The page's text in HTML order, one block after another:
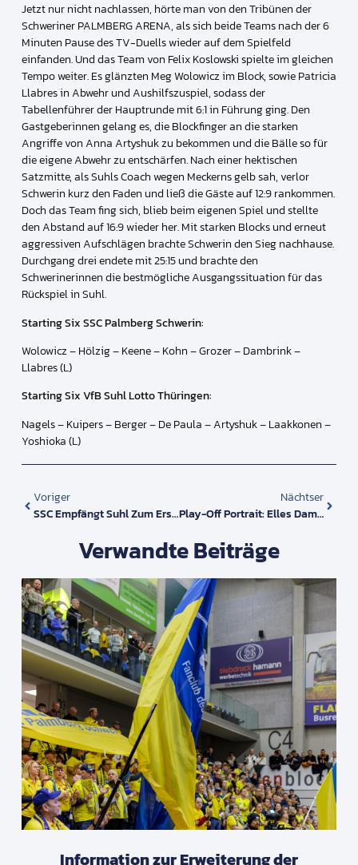
Jetzt nur nicht nachlassen, hörte man von den Tribünen der
Schweriner PALMBERG ARENA, als sich beide Teams nach der 6
Minuten Pause des TV-Duells wieder auf dem Spielfeld
einfanden. Und das Team von Felix Koslowski spielte im gleichen
Tempo weiter. Es glänzten Meg Wolowicz im Block, sowie Patricia
Llabres in Abwehr und Aushilfszuspiel, sodass der
Tabellenführer der Hauptrunde mit 6:1 in Führung ging. Den
Gastgeberinnen gelang es, die Blockfinger an die starken
Angriffe von Anna Artyshuk zu bekommen und die Bälle so für
die eigene Abwehr zu entschärfen. Nach einer hektischen
Satzmitte, als Suhls Coach wegen Meckerns gelb sah, verlor
Schwerin kurz den Faden und ließ die Gäste auf 12:9 rankommen.
Doch das Team fing sich, blieb beim eigenen Spiel und stellte
den Abstand auf 16:9 wieder her. Mit starken Blocks und erneut
aggressiven Aufschlägen brachte Schwerin den Sieg nachhause.
Durchgang drei endete mit 25:15 und brachte den
Schwerinerinnen die bestmögliche Ausgangssituation für das
Rückspiel in Suhl.
Starting Six SSC Palmberg Schwerin:
Wolowicz – Hölzig – Keene – Kohn – Grozer – Dambrink –
Llabres (L)
Starting Six VfB Suhl Lotto Thüringen:
Nagels – Kuipers – Berger – De Paula – Artyshuk – Laakkonen –
Yoshioka (L)
Voriger
SSC Empfängt Suhl Zum Ersten Halbfinale Der Play-Offs
Nächtser
Play-Off Portrait: Elles Dambrink Und Karla Antunovic
Verwandte Beiträge
Information zur Erweiterung der